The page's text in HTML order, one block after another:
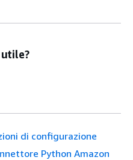
di configurazione
Python Amazon